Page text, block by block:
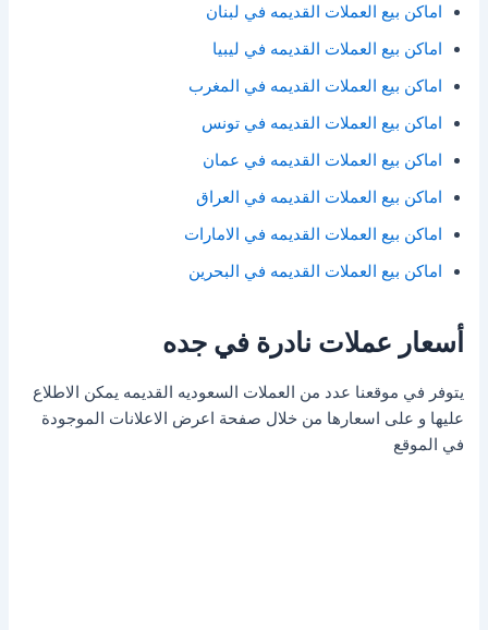
اماكن بيع العملات القديمه في لبنان
اماكن بيع العملات القديمه في ليبيا
اماكن بيع العملات القديمه في المغرب
اماكن بيع العملات القديمه في تونس
اماكن بيع العملات القديمه في عمان
اماكن بيع العملات القديمه في العراق
اماكن بيع العملات القديمه في الامارات
اماكن بيع العملات القديمه في البحرين
أسعار عملات نادرة في جده
يتوفر في موقعنا عدد من العملات السعوديه القديمه يمكن الاطلاع
عليها و على اسعارها من خلال صفحة اعرض الاعلانات الموجودة
في الموقع